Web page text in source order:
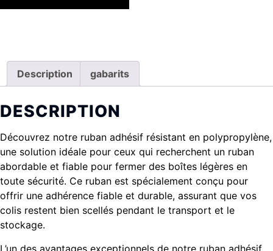
Description gabarits
DESCRIPTION
Découvrez notre ruban adhésif résistant en polypropylène,
une solution idéale pour ceux qui recherchent un ruban
abordable et fiable pour fermer des boîtes légères en
toute sécurité. Ce ruban est spécialement conçu pour
offrir une adhérence fiable et durable, assurant que vos
colis restent bien scellés pendant le transport et le
stockage.
L’un des avantages exceptionnels de notre ruban adhésif